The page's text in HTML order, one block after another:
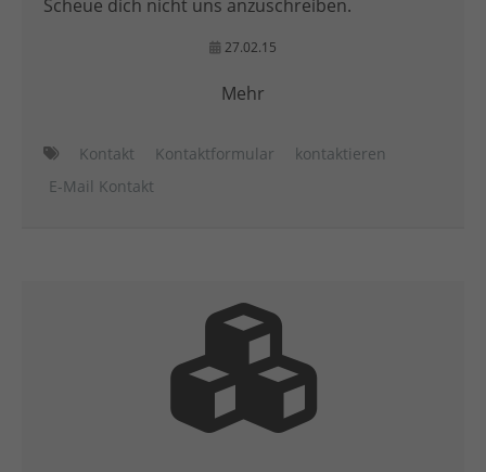
Scheue dich nicht uns anzuschreiben.
27.02.15
Mehr
Kontakt Kontaktformular
kontaktieren
E-Mail Kontakt